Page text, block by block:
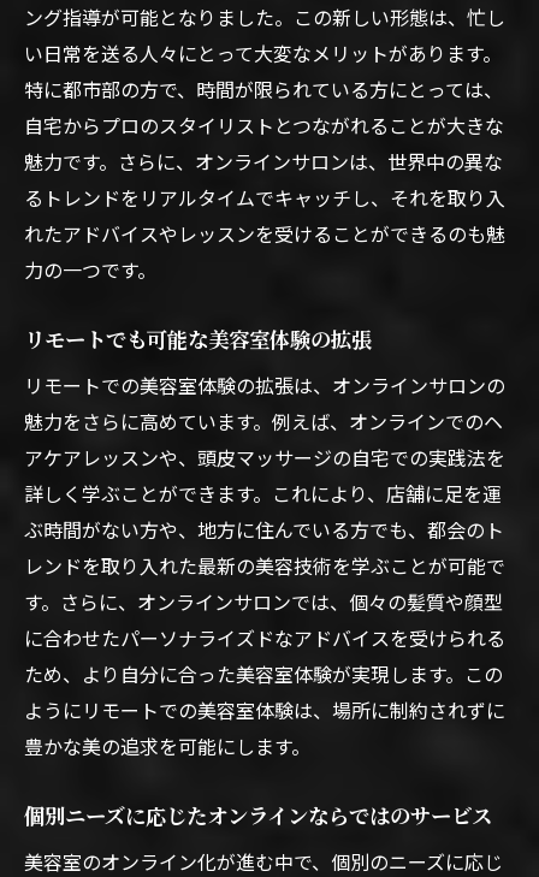
プロフェッショナルからのリアルタイムア
ドバイス
オンライン美容室の広がりとその背景
美容室のオンラインサポートの実際
オンラインサロンで個別対応美容室の新たな可
能性
個別対応が可能なオンラインサロンの魅力
プロの手によるパーソナライズドサービス
オンラインで実現する個別ニーズへの対応
美容室の新しい可能性を探る
美容室のパーソナライズドサービスの未来
美容室の知識を活かしたオンラインサロンの魅
力的な提案
プロの知識を活かしたオンラインアドバイ
ス
美容室の豊富なノウハウをオンラインで
専門的な提案で美を追求
美容室の専門知識を家庭で活かす
美容室の知識を応用する方法
快適に美を追求美容室のオンラインサロンを活
ング指導が可能となりました。この新しい形態は、忙し
い日常を送る人々にとって大変なメリットがあります。
特に都市部の方で、時間が限られている方にとっては、
自宅からプロのスタイリストとつながれることが大きな
魅力です。さらに、オンラインサロンは、世界中の異な
るトレンドをリアルタイムでキャッチし、それを取り入
れたアドバイスやレッスンを受けることができるのも魅
力の一つです。
リモートでも可能な美容室体験の拡張
リモートでの美容室体験の拡張は、オンラインサロンの
魅力をさらに高めています。例えば、オンラインでのヘ
アケアレッスンや、頭皮マッサージの自宅での実践法を
詳しく学ぶことができます。これにより、店舗に足を運
ぶ時間がない方や、地方に住んでいる方でも、都会のト
レンドを取り入れた最新の美容技術を学ぶことが可能で
す。さらに、オンラインサロンでは、個々の髪質や顔型
に合わせたパーソナライズドなアドバイスを受けられる
ため、より自分に合った美容室体験が実現します。この
ようにリモートでの美容室体験は、場所に制約されずに
豊かな美の追求を可能にします。
個別ニーズに応じたオンラインならではのサービス
美容室のオンライン化が進む中で、個別のニーズに応じ